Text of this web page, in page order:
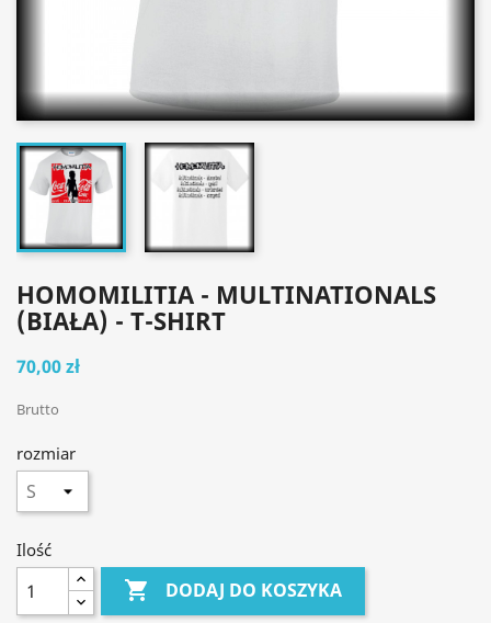
HOMOMILITIA - MULTINATIONALS
(BIAŁA) - T-SHIRT
70,00 zł
Brutto
rozmiar
Ilość
 DODAJ DO KOSZYKA